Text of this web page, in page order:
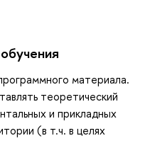
материала.
теоретический
и прикладных
(в т.ч. в целях